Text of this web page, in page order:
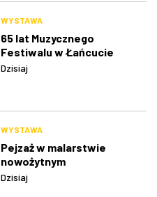
WYSTAWA
65 lat Muzycznego
Festiwalu w Łańcucie
Dzisiaj
WYSTAWA
Pejzaż w malarstwie
nowożytnym
Dzisiaj